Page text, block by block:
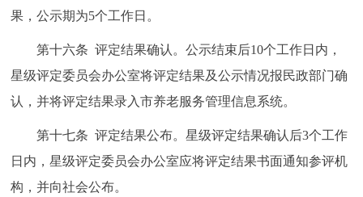
果，公示期为5个工作日。
第十六条 评定结果确认。公示结束后10个工作日内，
星级评定委员会办公室将评定结果及公示情况报民政部门确
认，并将评定结果录入市养老服务管理信息系统。
第十七条 评定结果公布。星级评定结果确认后3个工作
日内，星级评定委员会办公室应将评定结果书面通知参评机
构，并向社会公布。